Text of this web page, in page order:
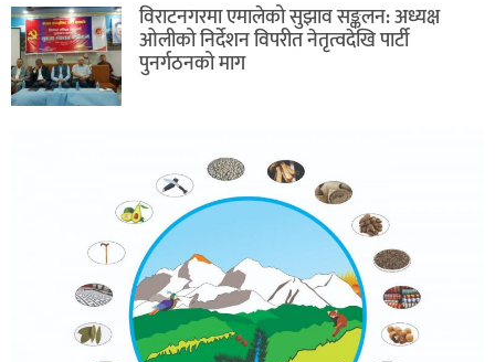
विराटनगरमा एमालेको सुझाव सङ्कलन: अध्यक्ष
ओलीको निर्देशन विपरीत नेतृत्वदेखि पार्टी
पुनर्गठनको माग